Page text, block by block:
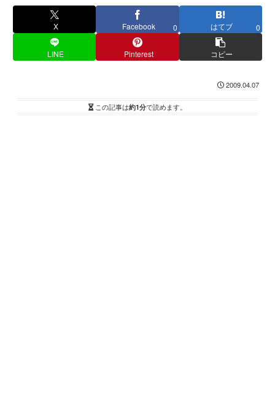
X Facebook 0 はてブ 0
LINE Pinterest コピー
2009.04.07
この記事は約1分で読めます。